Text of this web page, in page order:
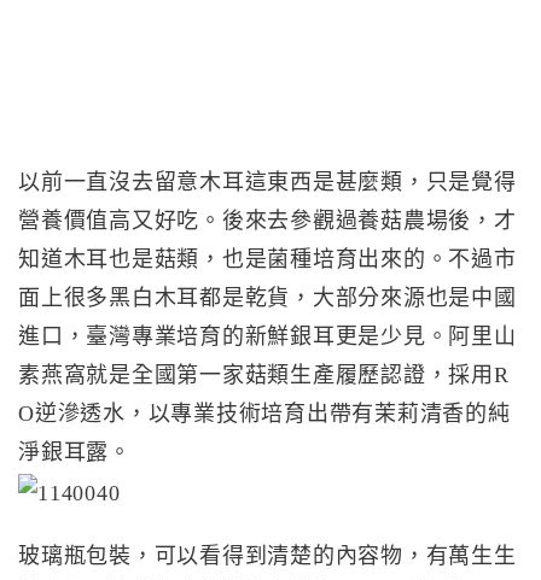
以前一直沒去留意木耳這東西是甚麼類，只是覺得
營養價值高又好吃。後來去參觀過養菇農場後，才
知道木耳也是菇類，也是菌種培育出來的。不過市
面上很多黑白木耳都是乾貨，大部分來源也是中國
進口，臺灣專業培育的新鮮銀耳更是少見。阿里山
素燕窩就是全國第一家菇類生產履歷認證，採用R
O逆滲透水，以專業技術培育出帶有茉莉清香的純
淨銀耳露。
玻璃瓶包裝，可以看得到清楚的內容物，有萬生生